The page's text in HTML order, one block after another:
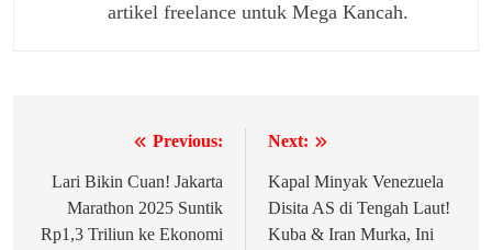
artikel freelance untuk Mega Kancah.
pos
Previous:
Lari Bikin Cuan! Jakarta
Marathon 2025 Suntik
Rp1,3 Triliun ke Ekonomi
Next:
Kapal Minyak Venezuela
Disita AS di Tengah Laut!
Kuba & Iran Murka, Ini